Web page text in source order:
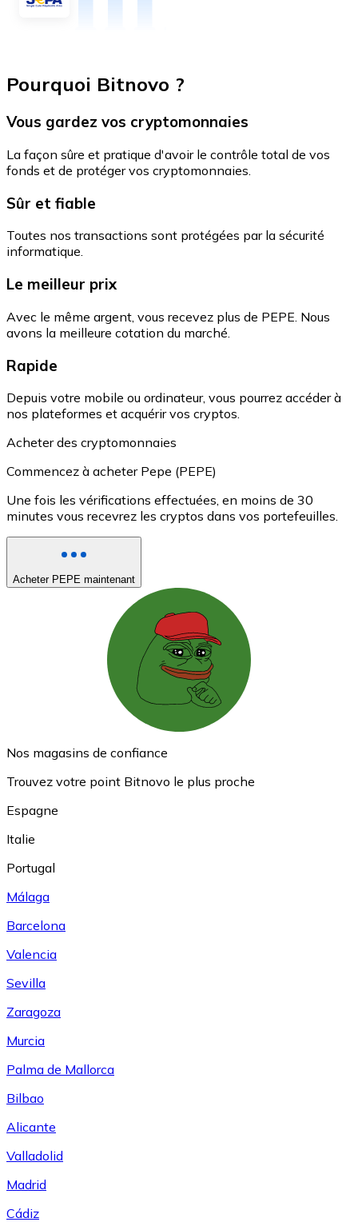
Pourquoi Bitnovo ?
Vous gardez vos cryptomonnaies
La façon sûre et pratique d'avoir le contrôle total de vos
fonds et de protéger vos cryptomonnaies.
Sûr et fiable
Toutes nos transactions sont protégées par la sécurité
informatique.
Le meilleur prix
Avec le même argent, vous recevez plus de PEPE. Nous
avons la meilleure cotation du marché.
Rapide
Depuis votre mobile ou ordinateur, vous pourrez accéder à
nos plateformes et acquérir vos cryptos.
Acheter des cryptomonnaies
Commencez à acheter Pepe (PEPE)
Une fois les vérifications effectuées, en moins de 30
minutes vous recevrez les cryptos dans vos portefeuilles.
Acheter PEPE maintenant
Nos magasins de confiance
Trouvez votre point Bitnovo le plus proche
Espagne
Italie
Portugal
Málaga
Barcelona
Valencia
Sevilla
Zaragoza
Murcia
Palma de Mallorca
Bilbao
Alicante
Valladolid
Madrid
Cádiz